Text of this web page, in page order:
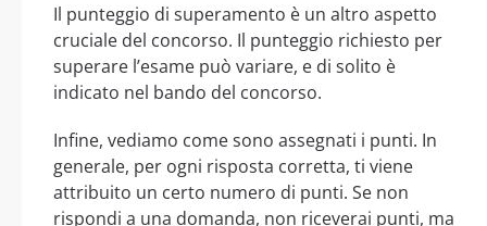
Il punteggio di superamento è un altro aspetto
cruciale del concorso. Il punteggio richiesto per
superare l’esame può variare, e di solito è
indicato nel bando del concorso.
Infine, vediamo come sono assegnati i punti. In
generale, per ogni risposta corretta, ti viene
attribuito un certo numero di punti. Se non
rispondi a una domanda, non riceverai punti, ma